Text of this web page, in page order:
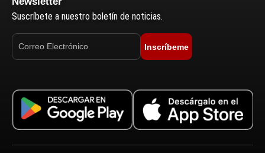
Suscríbete a nuestro boletín de noticias.
Inscríbeme